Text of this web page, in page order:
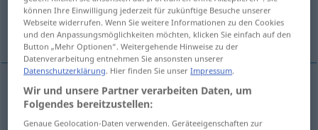
piston displacement
(piston)displacement Kolbenverdrängung
können Ihre Einwilligung jederzeit für zukünftige Besuche unserer
Webseite widerrufen. Wenn Sie weitere Informationen zu den Cookies
und den Anpassungsmöglichkeiten möchten, klicken Sie einfach auf den
Button „Mehr Optionen“. Weitergehende Hinweise zu der
Datenverarbeitung entnehmen Sie ansonsten unserer
Datenschutzerklärung. Hier finden Sie unserImpressum.
Wir und unsere Partner verarbeiten Daten, um
Folgendes bereitzustellen:
Genaue Geolocation-Daten verwenden. Geräteeigenschaften zur